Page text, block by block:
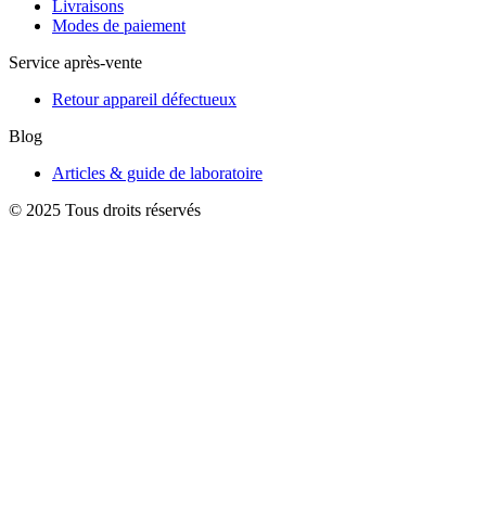
Livraisons
Modes de paiement
Service après-vente
Retour appareil défectueux
Blog
Articles & guide de laboratoire
© 2025 Tous droits réservés